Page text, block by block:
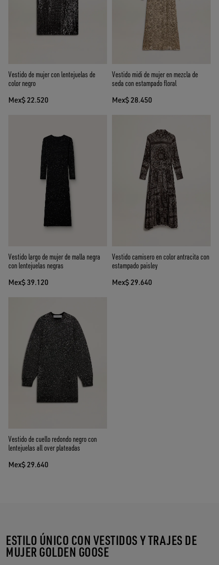
Vestido de mujer con lentejuelas de
color negro
Mex$ 22.520
Vestido midi de mujer en mezcla de
seda con estampado floral
Mex$ 28.450
Vestido largo de mujer de malla negra
con lentejuelas negras
Mex$ 39.120
Vestido camisero en color antracita con
estampado paisley
Mex$ 29.640
Vestido de cuello redondo negro con
lentejuelas all over plateadas
Mex$ 29.640
ESTILO ÚNICO CON VESTIDOS Y TRAJES DE
MUJER GOLDEN GOOSE